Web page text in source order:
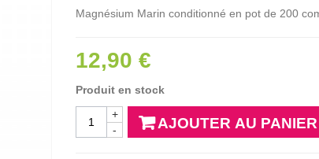
Magnésium Marin conditionné en pot de 200
12,90 €
Produit en stock
-
+
AJOUTER AU PANIER